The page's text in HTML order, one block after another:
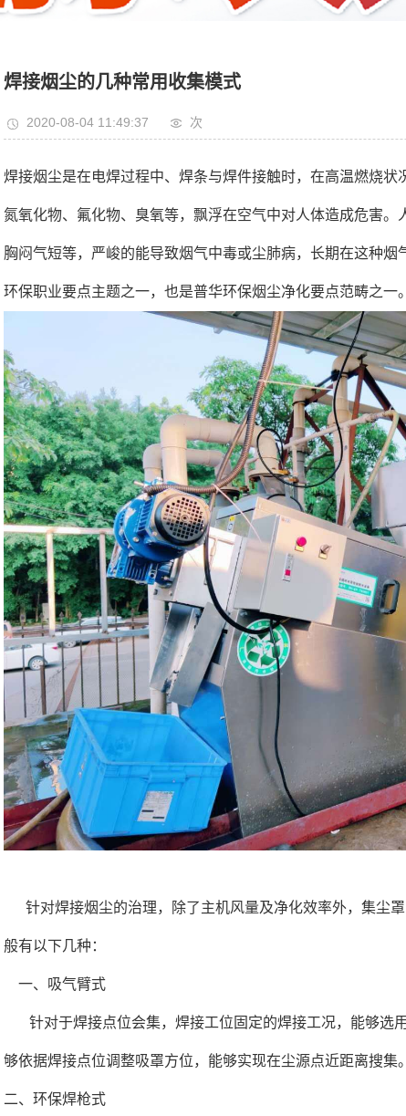
焊接烟尘的几种常用收集模式
2020-08-04 11:49:37 次
焊接烟尘是在电焊过程中、焊条与焊件接触时，在高温燃烧
氮氧化物、氟化物、臭氧等，飘浮在空气中对人体造成危害
胸闷气短等，严峻的能导致烟气中毒或尘肺病，长期在这种
环保职业要点主题之一，也是普华环保烟尘净化要点范畴之一
针对焊接烟尘的治理，除了主机风量及净化效率外，集尘
般有以下几种：
一、吸气臂式
针对于焊接点位会集，焊接工位固定的焊接工况，能够选
够依据焊接点位调整吸罩方位，能够实现在尘源点近距离搜集
二、环保焊枪式